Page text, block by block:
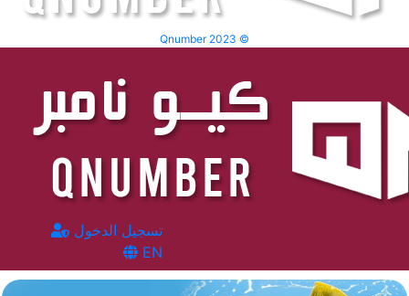
Qnumber 2023 ©
تسجيل الدخول
EN